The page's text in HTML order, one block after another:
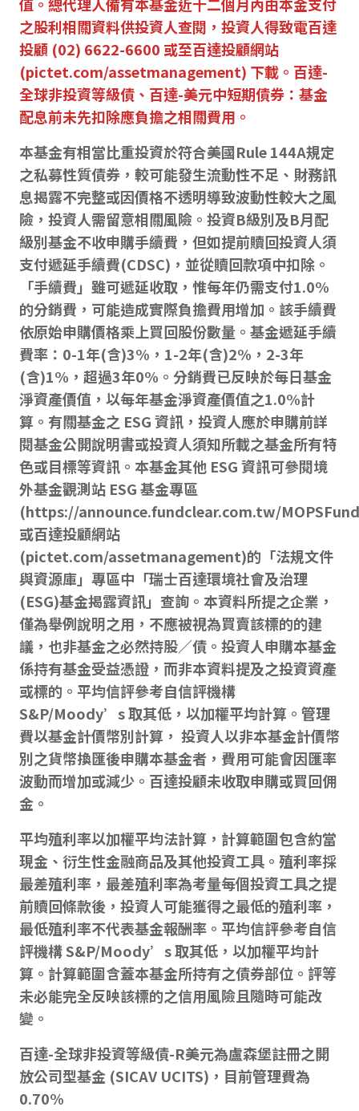
之股利相關資料供投資人查閱，投資人得致電百達
投顧 (02) 6622-6600 或至百達投顧網站
(pictet.com/assetmanagement) 下載。百達-
全球非投資等級債、百達-美元中短期債券：基金
配息前未先扣除應負擔之相關費用。
本基金有相當比重投資於符合美國Rule 144A規定
之私募性質債券，較可能發生流動性不足、財務訊
息揭露不完整或因價格不透明導致波動性較大之風
險，投資人需留意相關風險。投資B級別及B月配
級別基金不收申購手續費，但如提前贖回投資人須
支付遞延手續費(CDSC)，並從贖回款項中扣除。
「手續費」雖可遞延收取，惟每年仍需支付1.0%
的分銷費，可能造成實際負擔費用增加。該手續費
依原始申購價格乘上買回股份數量。基金遞延手續
費率：0-1年(含)3%，1-2年(含)2%，2-3年
(含)1%，超過3年0%。分銷費已反映於每日基金
淨資產價值，以每年基金淨資產價值之1.0%計
算。有關基金之 ESG 資訊，投資人應於申購前詳
閱基金公開說明書或投資人須知所載之基金所有特
色或目標等資訊。本基金其他 ESG 資訊可參閱境
外基金觀測站 ESG 基金專區
(https://announce.fundclear.com.tw/
或百達投顧網站
(pictet.com/assetmanagement)的「法規文件
與資源庫」專區中「瑞士百達環境社會及治理
(ESG)基金揭露資訊」查詢。本資料所提之企業，
僅為舉例說明之用，不應被視為買賣該標的的建
議，也非基金之必然持股／債。投資人申購本基金
係持有基金受益憑證，而非本資料提及之投資資產
或標的。平均信評參考自信評機構
S&P/Moody’s 取其低，以加權平均計算。管理
費以基金計價幣別計算， 投資人以非本基金計價幣
別之貨幣換匯後申購本基金者，費用可能會因匯率
波動而增加或減少。百達投顧未收取申購或買回佣
金。
平均殖利率以加權平均法計算，計算範圍包含約當
現金、衍生性金融商品及其他投資工具。殖利率採
最差殖利率，最差殖利率為考量每個投資工具之提
前贖回條款後，投資人可能獲得之最低的殖利率，
最低殖利率不代表基金報酬率。平均信評參考自信
評機構 S&P/Moody’s 取其低，以加權平均計
算。計算範圍含蓋本基金所持有之債券部位。評等
未必能完全反映該標的之信用風險且隨時可能改
變。
百達-全球非投資等級債-R美元為盧森堡註冊之開
放公司型基金 (SICAV UCITS)，目前管理費為
0.70%